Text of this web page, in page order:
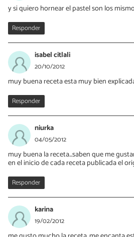
y si quiero hornear el pastel son los
Responder
isabel citlali
20/10/2012
muy buena receta esta muy bien
Responder
niurka
04/05/2012
muy buena la receta...saben que me
en el inicio de cada receta publicada el
Responder
karina
19/02/2012